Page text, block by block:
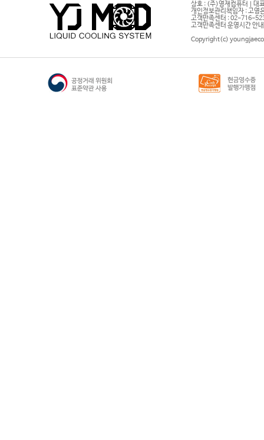
상호 : (주)영재컴퓨터 | 대
개인정보관리책임자 : 고영
고객만족센터 : 02-716-
고객만족센터 운영시간 안
Copyright(c)